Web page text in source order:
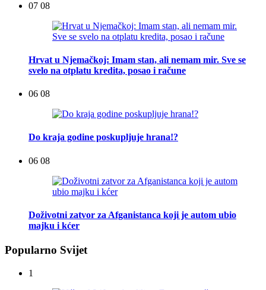
07 08
Hrvat u Njemačkoj: Imam stan, ali nemam mir. Sve se
svelo na otplatu kredita, posao i račune
06 08
Do kraja godine poskupljuje hrana!?
06 08
Doživotni zatvor za Afganistanca koji je autom ubio
majku i kćer
Popularno Svijet
1